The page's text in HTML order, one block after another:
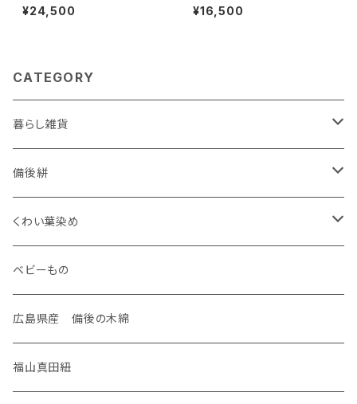
兼用デザイン・サイズ）
¥24,500 ¥16,500
CATEGORY
暮らし雑貨
ケース
名刺入れ
がま口
装飾雑貨
ネックレス
タックピン
生活雑貨
マスク
備後絣
座布団
くわい葉染め
御守り
御朱印帳
筆記帳
ベビーもの
広島県産 備後の木綿
福山真田紐